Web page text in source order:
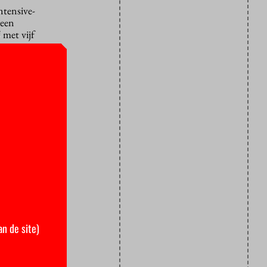
met vijf
bij een
tegelijk
de
leeftijd,
wat is er
maar om
het
de site)